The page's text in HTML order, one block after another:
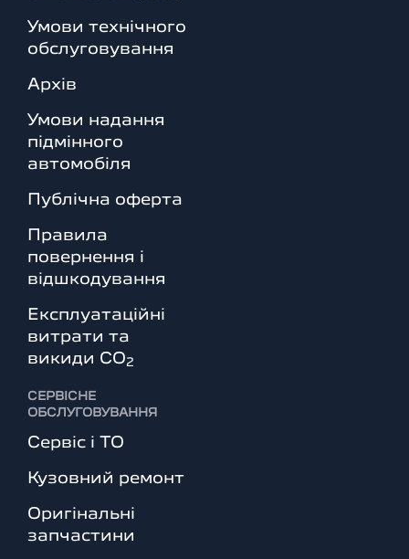
Умови технічного
обслуговування
Архів
Умови надання
підмінного
автомобіля
Публічна оферта
Правила
повернення і
відшкодування
Експлуатаційні
витрати та
викиди СО2
СЕРВІСНЕ
ОБСЛУГОВУВАННЯ
Сервіс і ТО
Кузовний ремонт
Оригінальні
запчастини